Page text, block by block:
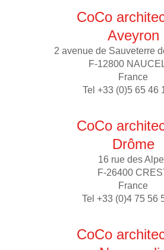
CoCo
Aveyron
2 avenue de Sauveterre
F-12800
France
Tel +33 (0)5 65 46
CoCo
Drôme
16 rue des
F-26400
France
Tel +33 (0)4 75 56
CoCo